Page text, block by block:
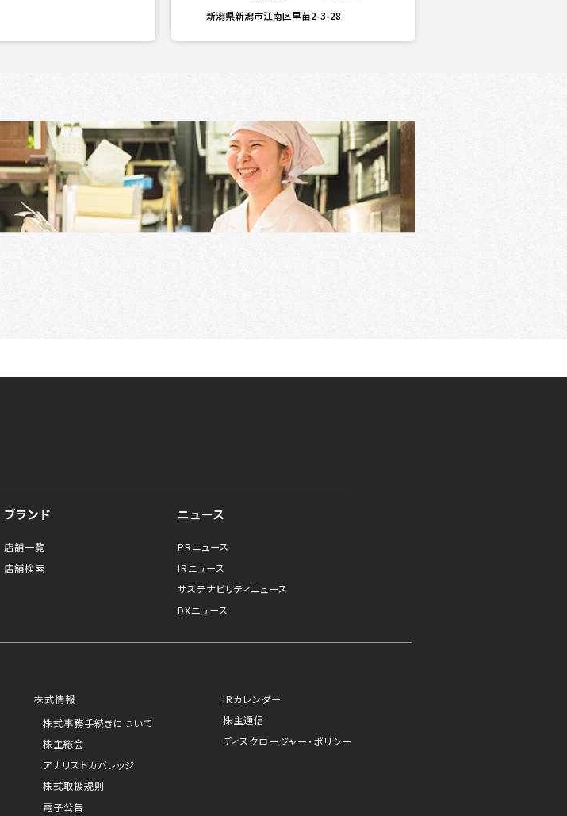
新潟県新潟市江南区早苗2-3-28
ブランド
店舗一覧
店舗検索
ニュース
PRニュース
IRニュース
サステナビリティニュース
DXニュース
株式情報
株式事務手続きについて
株主総会
アナリストカバレッジ
株式取扱規則
電子公告
IRカレンダー
株主通信
ディスクロージャー・ポリシー